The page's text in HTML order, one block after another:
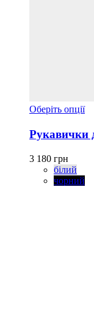
Оберіть опції
Рукавички
3 180 грн
білий
чорний